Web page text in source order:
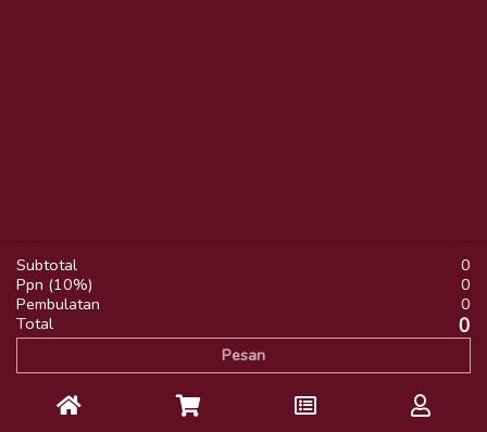
Subtotal
0
Ppn (10%)
0
Pembulatan
0
Total
0
Pesan